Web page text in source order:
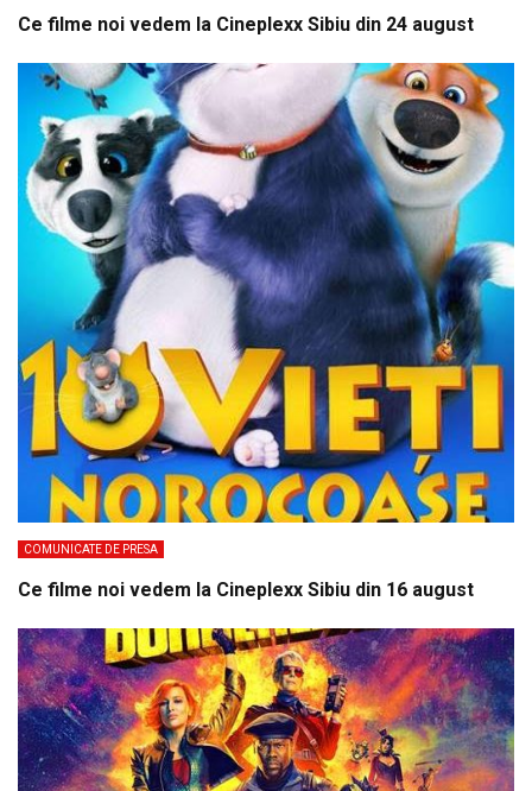
Ce filme noi vedem la Cineplexx Sibiu din 24 august
COMUNICATE DE PRESA
Ce filme noi vedem la Cineplexx Sibiu din 16 august